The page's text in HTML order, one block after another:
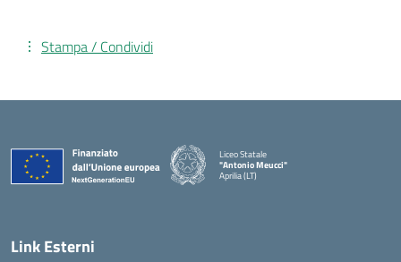
Stampa / Condividi
Liceo Statale
"Antonio Meucci"
Aprilia (LT)
Link Esterni